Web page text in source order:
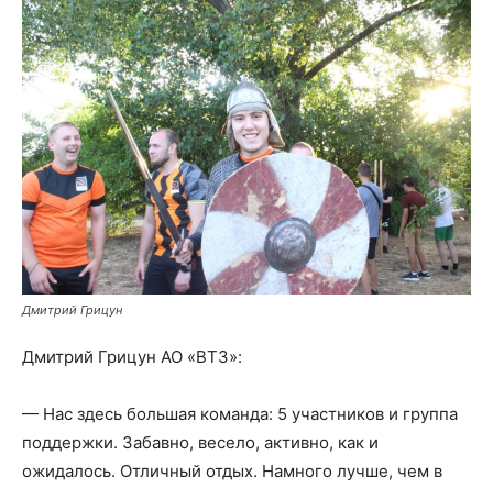
Дмитрий Грицун
Дмитрий Грицун АО «ВТЗ»:
— Нас здесь большая команда: 5 участников и группа
поддержки. Забавно, весело, активно, как и
ожидалось. Отличный отдых. Намного лучше, чем в